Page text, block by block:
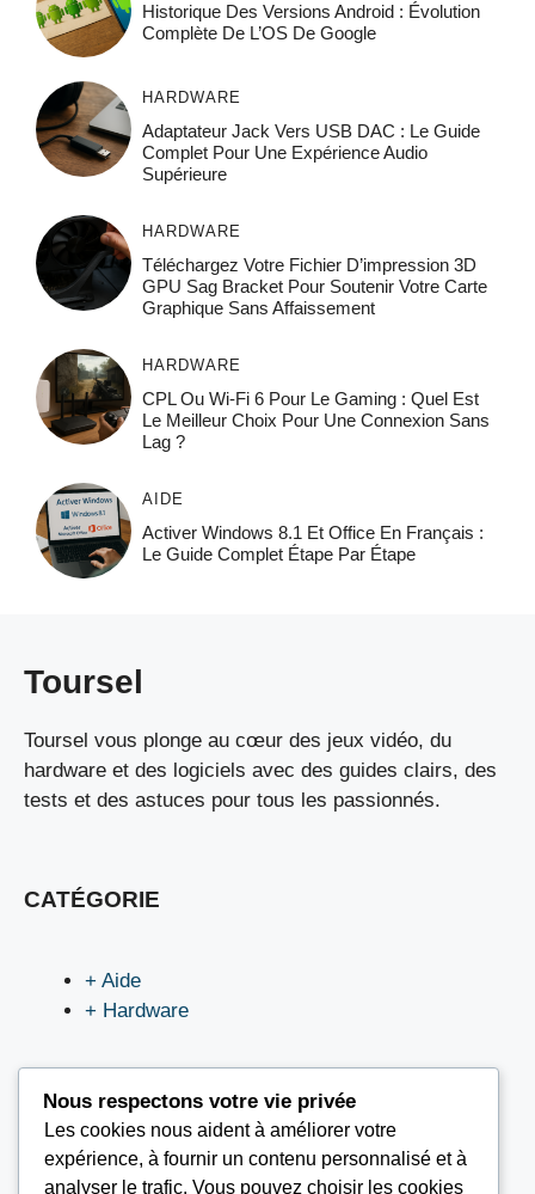
Historique Des Versions Android : Évolution
Complète De L’OS De Google
HARDWARE
Adaptateur Jack Vers USB DAC : Le Guide
Complet Pour Une Expérience Audio
Supérieure
HARDWARE
Téléchargez Votre Fichier D’impression 3D
GPU Sag Bracket Pour Soutenir Votre Carte
Graphique Sans Affaissement
HARDWARE
CPL Ou Wi-Fi 6 Pour Le Gaming : Quel Est
Le Meilleur Choix Pour Une Connexion Sans
Lag ?
AIDE
Activer Windows 8.1 Et Office En Français :
Le Guide Complet Étape Par Étape
Toursel
Toursel vous plonge au cœur des jeux vidéo, du
hardware et des logiciels avec des guides clairs, des
tests et des astuces pour tous les passionnés.
CATÉGORIE
+ Aide
+ Hardware
LIEN UTILES
Nous respectons votre vie privée
Les cookies nous aident à améliorer votre
expérience, à fournir un contenu personnalisé et à
analyser le trafic. Vous pouvez choisir les cookies